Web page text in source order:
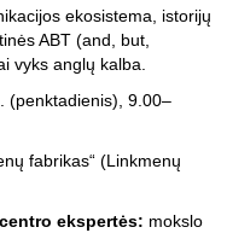
ekosistema, istorijų
ABT (and, but,
vyks anglų kalba.
(penktadienis), 9.00–
fabrikas“ (Linkmenų
ekspertės: mokslo